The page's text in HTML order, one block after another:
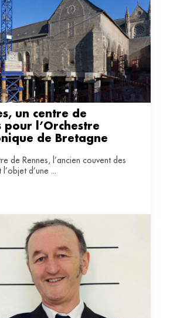
un centre de
pour l’Orchestre
de Bretagne
de Rennes, l’ancien couvent des
d’une ...